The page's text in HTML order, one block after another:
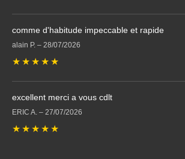
comme d'habitude impeccable et rapide
alain P. – 28/07/2026
★ ★ ★ ★ ★
excellent merci a vous cdlt
ERIC A. – 27/07/2026
★ ★ ★ ★ ★